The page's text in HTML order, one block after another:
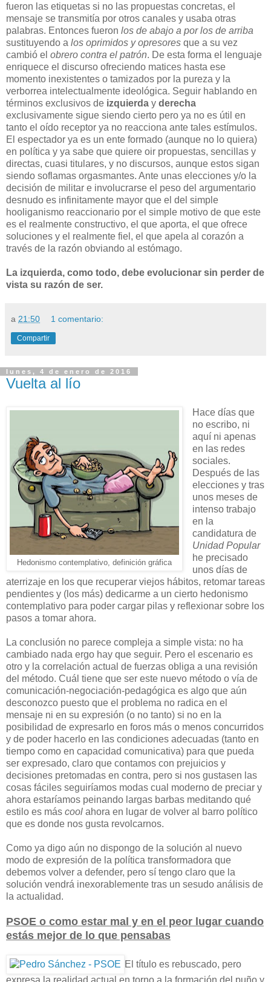
fueron las etiquetas si no las propuestas concretas, el
mensaje se transmitía por otros canales y usaba otras
palabras. Entonces fueron los de abajo a por los de arriba
sustituyendo a los oprimidos y opresores que a su vez
cambió el obrero contra el patrón. De esta forma el lenguaje
enriquece el discurso ofreciendo matices hasta ese
momento inexistentes o tamizados por la pureza y la
verborrea intelectualmente ideológica. Seguir hablando en
términos exclusivos de izquierda y derecha
exclusivamente sigue siendo cierto pero ya no es útil en
tanto el oído receptor ya no reacciona ante tales estímulos.
El espectador ya es un ente formado (aunque no lo quiera)
en política y ya sabe que quiere oir propuestas, sencillas y
directas, cuasi titulares, y no discursos, aunque estos sigan
siendo soflamas orgasmantes. Ante unas elecciones y/o la
decisión de militar e involucrarse el peso del argumentario
desnudo es infinitamente mayor que el del simple
hooliganismo reaccionario por el simple motivo de que este
es el realmente constructivo, el que aporta, el que ofrece
soluciones y el realmente fiel, el que apela al corazón a
través de la razón obviando al estómago.
La izquierda, como todo, debe evolucionar sin perder de
vista su razón de ser.
a 21:50 1 comentario:
Compartir
lunes, 4 de enero de 2016
Vuelta al lío
Hedonismo contemplativo, definición gráfica
Hace días que
no escribo, ni
aquí ni apenas
en las redes
sociales.
Después de las
elecciones y tras
unos meses de
intenso trabajo
en la
candidatura de
Unidad Popular
he precisado
unos días de
aterrizaje en los que recuperar viejos hábitos, retomar tareas
pendientes y (los más) dedicarme a un cierto hedonismo
contemplativo para poder cargar pilas y reflexionar sobre los
pasos a tomar ahora.
La conclusión no parece compleja a simple vista: no ha
cambiado nada ergo hay que seguir. Pero el escenario es
otro y la correlación actual de fuerzas obliga a una revisión
del método. Cuál tiene que ser este nuevo método o vía de
comunicación-negociación-pedagógica es algo que aún
desconozco puesto que el problema no radica en el
mensaje ni en su expresión (o no tanto) si no en la
posibilidad de expresarlo en foros más o menos concurridos
y de poder hacerlo en las condiciones adecuadas (tanto en
tiempo como en capacidad comunicativa) para que pueda
ser expresado, claro que contamos con prejuicios y
decisiones pretomadas en contra, pero si nos gustasen las
cosas fáciles seguiríamos modas cual moderno de preciar y
ahora estaríamos peinando largas barbas meditando qué
estilo es más cool ahora en lugar de volver al barro político
que es donde nos gusta revolcarnos.
Como ya digo aún no dispongo de la solución al nuevo
modo de expresión de la política transformadora que
debemos volver a defender, pero sí tengo claro que la
solución vendrá inexorablemente tras un sesudo análisis de
la actualidad.
PSOE o como estar mal y en el peor lugar cuando
estás mejor de lo que pensabas
El título es rebuscado, pero
expresa la realidad actual en torno a la formación del puño y